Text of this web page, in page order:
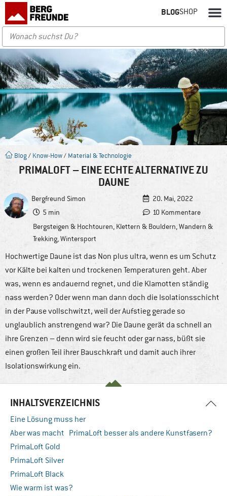
BLOGSHOP
Blog / Know-How/ Material & Technologie
PRIMALOFT – EINE ECHTE ALTERNATIVE ZU
DAUNE
Bergfreund Simon
20. Mai, 2022
5 min
10 Kommentare
Bergsteigen & Hochtouren, Klettern & Bouldern,Wandern &
Trekking,Wintersport
Hochwertige Daune ist das Non plus ultra, wenn es um Schutz
vor Kälte bei kalten und trockenen Temperaturen geht. Aber
was, wenn es andauernd regnet, und die Klamotten ständig
nass werden? Oder wenn man dann doch die Isolationsschicht
in der Pause vollschwitzt, weil der Aufstieg gerade so
unglaublich anstrengend war? Die Daune gerät da schnell an
ihre Grenzen – denn wird sie feucht oder gar nass, büßt sie
einen großen Teil ihrer Bauschkraft und damit auch ihrer
Isolationswirkung ein.
INHALTSVERZEICHNIS
Eine Lösung muss her
Aber was macht PrimaLoft besser als andere Kunstfasern?
PrimaLoft Gold
PrimaLoft Silver
PrimaLoft Black
Wie warm ist was?